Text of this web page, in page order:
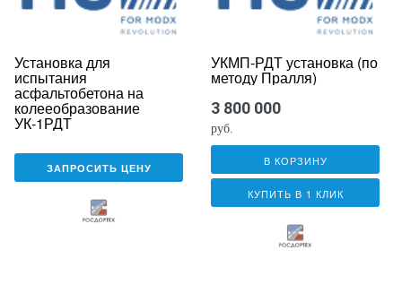
Установка для
испытания
асфальтобетона на
колееобразование
УК-1РДТ
ЗАПРОСИТЬ ЦЕНУ
УКМП-РДТ установка (по
методу Пралля)
3 800 000
руб.
В КОРЗИНУ
КУПИТЬ В 1 КЛИК